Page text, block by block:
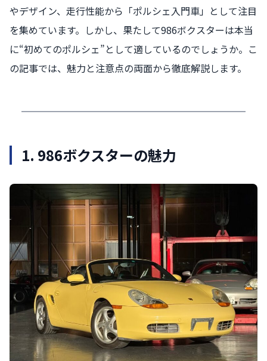
やデザイン、走行性能から「ポルシェ入門車」として注目
を集めています。しかし、果たして986ボクスターは本当
に“初めてのポルシェ”として適しているのでしょうか。こ
の記事では、魅力と注意点の両面から徹底解説します。
1. 986ボクスターの魅力